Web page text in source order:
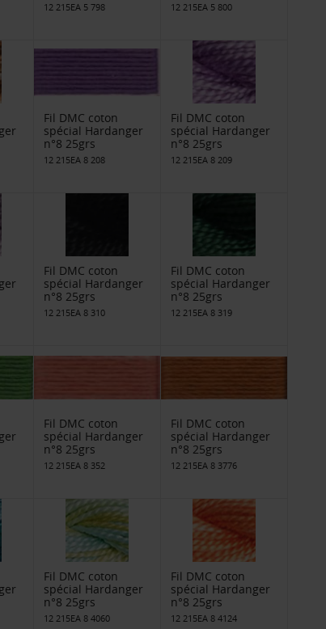
12 215EA 5 798 12 215EA 5 800
Fil DMC coton
spécial Hardanger
n°8 25grs
12 215EA 8 208
Fil DMC coton
spécial Hardanger
n°8 25grs
12 215EA 8 209
Fil DMC coton
spécial Hardanger
n°8 25grs
12 215EA 8 310
Fil DMC coton
spécial Hardanger
n°8 25grs
12 215EA 8 319
Fil DMC coton
spécial Hardanger
n°8 25grs
12 215EA 8 352
Fil DMC coton
spécial Hardanger
n°8 25grs
12 215EA 8 3776
Fil DMC coton
spécial Hardanger
n°8 25grs
12 215EA 8 4060
Fil DMC coton
spécial Hardanger
n°8 25grs
12 215EA 8 4124